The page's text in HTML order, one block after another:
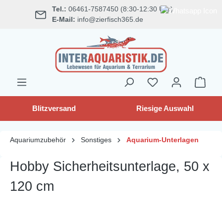
springen Tel.: 06461-7587450 (8:30-12:30 Uhr)
E-Mail: info@zierfisch365.de
Blitzversand Riesige Auswahl
Aquariumzubehör Sonstiges Aquarium-Unterlagen
Hobby Sicherheitsunterlage, 50 x
120 cm